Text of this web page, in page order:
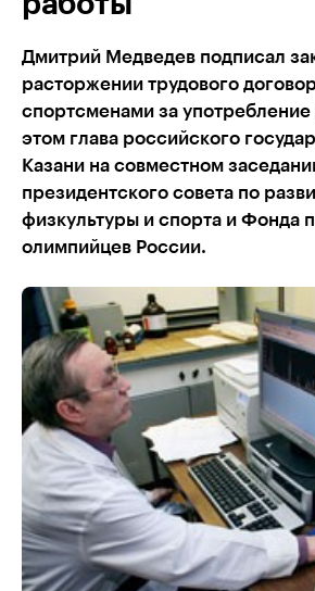
Дмитрий Медведев подписал
расторжении трудового
спортсменами за
этом глава российского
Казани на совместном
президентского совета по
физкультуры и спорта и Фонда
олимпийцев России.